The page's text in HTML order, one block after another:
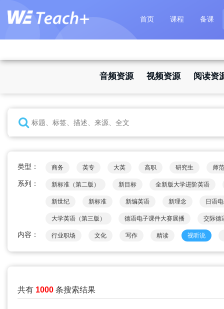
首页 课程 备课
音频资源 视频资源 阅读资
类型： 商务 英专 大英 高职 研究生 师
系列： 新标准（第二版） 新目标 全新版大学进阶英语
新世纪 新标准 新编英语 新理念 日语
大学英语（第三版） 德语电子课件大赛展播 交际德
内容： 行业职场 文化 写作 精读 视听说
共有 1000 条搜索结果